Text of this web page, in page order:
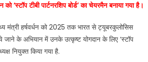
को ‘स्टॉप टीबी पार्टनरशिप बोर्ड’ का चेयरमैन बनाया गया है।
मंत्री हर्षवर्धन को 2025 तक भारत से ट्यूबरकुलोसिस
जाने के अभियान में उनके उत्कृष्ट योगदान के लिए ‘स्टॉप
नियुक्त किया गया है.